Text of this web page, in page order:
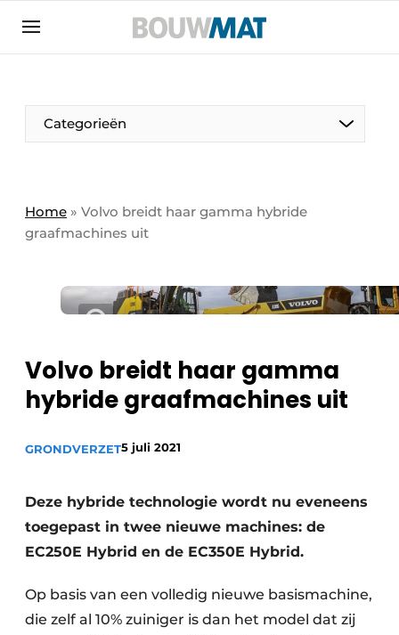
Aanmelden
Bedrijven
Bedrijven
Contact
Evenement aanmelden
Meest gelezen
Podcasts
Privacy / Cookie statement
Vacature aanmelden
Video’s
Categorieën
Home » Volvo breidt haar gamma hybride
graafmachines uit
Volvo breidt haar gamma
hybride graafmachines uit
GRONDVERZET5 juli 2021
Deze hybride technologie wordt nu eveneens
toegepast in twee nieuwe machines: de
EC250E Hybrid en de EC350E Hybrid.
Op basis van een volledig nieuwe basismachine,
die zelf al 10% zuiniger is dan het model dat zij